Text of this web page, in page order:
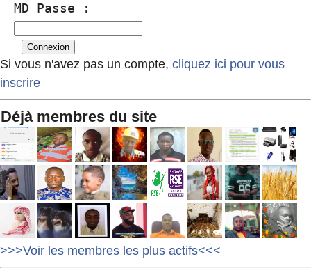
MD Passe :
Si vous n'avez pas un compte, cliquez ici pour vous
inscrire
Déjà membres du site
>>>Voir les membres les plus actifs<<<